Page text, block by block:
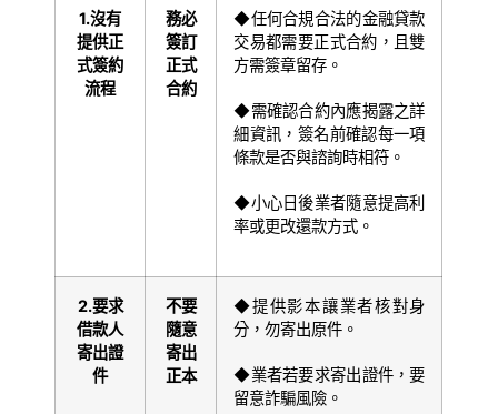
1.沒有
提供正
式簽約
流程
務必
簽訂
正式
合約
◆任何合規合法的金融貸款
交易都需要正式合約，且雙
方需簽章留存。
◆需確認合約內應揭露之詳
細資訊，簽名前確認每一項
條款是否與諮詢時相符。
◆小心日後業者隨意提高利
率或更改還款方式。
2.要求
借款人
寄出證
件
不要
隨意
寄出
正本
◆提供影本讓業者核對身
分，勿寄出原件。
◆業者若要求寄出證件，要
留意詐騙風險。